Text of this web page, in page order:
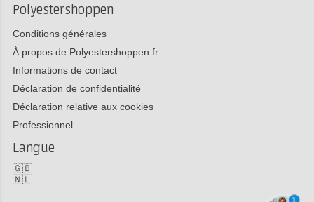
Polyestershoppen
Conditions générales
À propos de Polyestershoppen.fr
Informations de contact
Déclaration de confidentialité
Déclaration relative aux cookies
Professionnel
Langue
🇬🇧
🇳🇱
1